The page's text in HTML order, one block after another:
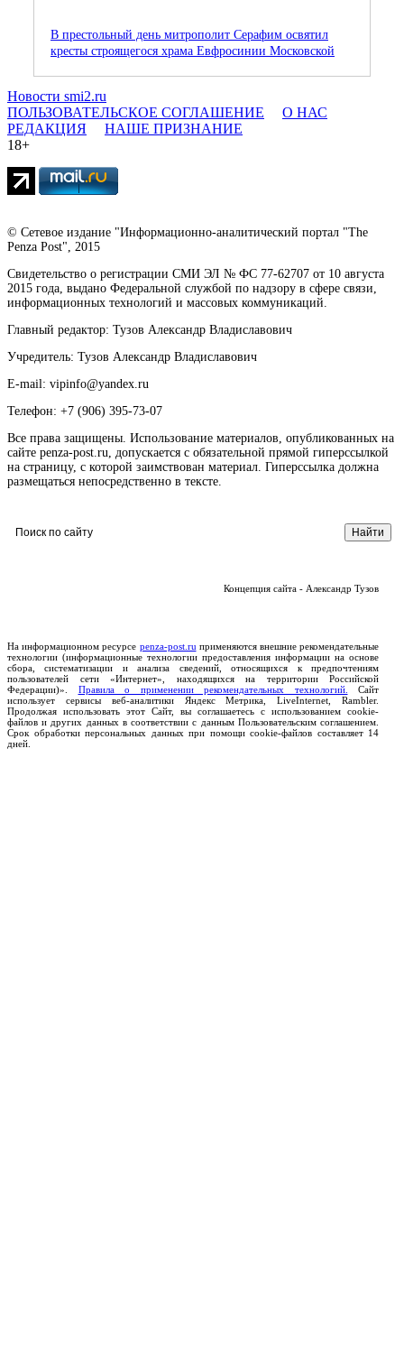
В престольный день митрополит Серафим освятил
кресты строящегося храма Евфросинии Московской
Новости smi2.ru
ПОЛЬЗОВАТЕЛЬСКОЕ СОГЛАШЕНИЕ
О НАС
РЕДАКЦИЯ
НАШЕ ПРИЗНАНИЕ
18+
© Сетевое издание "Информационно-аналитический портал "The
Penza Post", 2015
Свидетельство о регистрации СМИ ЭЛ № ФС 77-62707 от 10 августа
2015 года, выдано Федеральной службой по надзору в сфере связи,
информационных технологий и массовых коммуникаций.
Главный редактор: Тузов Александр Владиславович
Учредитель: Тузов Александр Владиславович
E-mail: vipinfo@yandex.ru
Телефон: +7 (906) 395-73-07
Все права защищены. Использование материалов, опубликованных на
сайте penza-post.ru, допускается с обязательной прямой гиперссылкой
на страницу, с которой заимствован материал. Гиперссылка должна
размещаться непосредственно в тексте.
Концепция сайта - Александр Тузов
На информационном ресурсе penza-post.ruприменяются внешние рекомендательные
технологии (информационные технологии предоставления информации на основе
сбора, систематизации и анализа сведений, относящихся к предпочтениям
пользователей сети «Интернет», находящихся на территории Российской
Федерации)». Правила о применении рекомендательных технологий. Сайт
использует сервисы веб-аналитики Яндекс Метрика, LiveInternet, Rambler.
Продолжая использовать этот Сайт, вы соглашаетесь с использованием cookie-
файлов и других данных в соответствии с данным Пользовательским соглашением.
Срок обработки персональных данных при помощи cookie-файлов составляет 14
дней.